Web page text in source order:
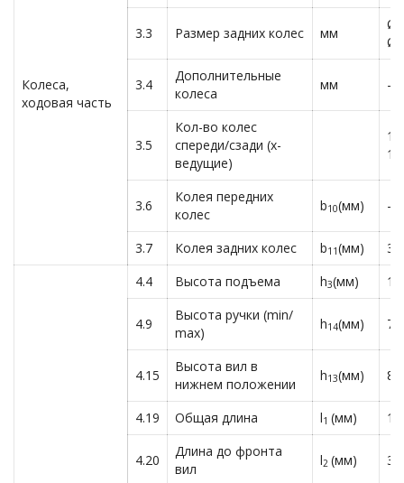
Колеса,
ходовая часть
3.3 Размер задних колес мм
3.4
Дополнительные
колеса
мм —
3.5
Кол-во колес
спереди/сзади (х-
ведущие)
3.6
Колея передних
колес
b10(мм) —
3.7 Колея задних колес b11(мм)
4.4 Высота подъема h3(мм)
4.9
Высота ручки (min/
max)
h14(мм)
4.15
Высота вил в
нижнем положении
h13(мм) 80
4.19 Общая длина l1 (мм)
4.20
Длина до фронта
вил
l2 (мм)